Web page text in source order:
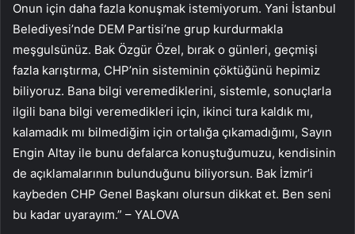
Onun için daha fazla konuşmak istemiyorum. Yani İstanbul
Belediyesi’nde DEM Partisi’ne grup kurdurmakla
meşgulsünüz. Bak Özgür Özel, bırak o günleri, geçmişi
fazla karıştırma, CHP’nin sisteminin çöktüğünü hepimiz
biliyoruz. Bana bilgi veremediklerini, sistemle, sonuçlarla
ilgili bana bilgi veremedikleri için, ikinci tura kaldık mı,
kalamadık mı bilmediğim için ortalığa çıkamadığımı, Sayın
Engin Altay ile bunu defalarca konuştuğumuzu, kendisinin
de açıklamalarının bulunduğunu biliyorsun. Bak İzmir’i
kaybeden CHP Genel Başkanı olursun dikkat et. Ben seni
bu kadar uyarayım.” – YALOVA